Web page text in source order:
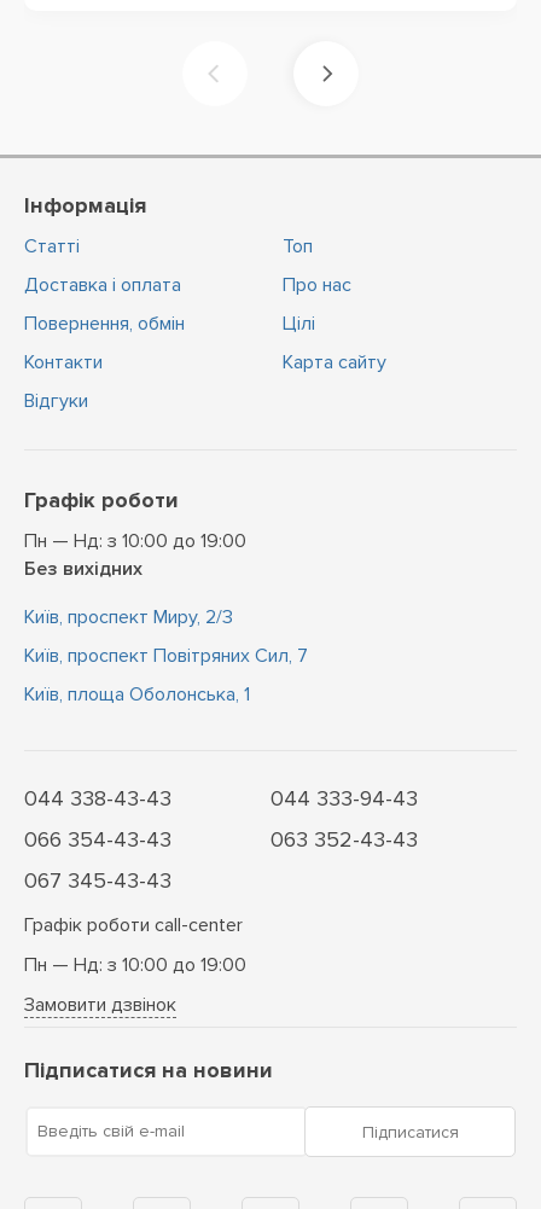
Інформація
Статті
Доставка і оплата
Повернення, обмін
Контакти
Відгуки
Топ
Про нас
Цiлi
Карта сайту
Графік роботи
Пн — Нд: з 10:00 до 19:00
Без вихідних
Київ, проспект Миру, 2/3
Київ, проспект Повітряних Сил, 7
Київ, площа Оболонська, 1
044 338-43-43
044 333-94-43
066 354-43-43
063 352-43-43
067 345-43-43
Графік роботи call-center
Пн — Нд: з 10:00 до 19:00
Замовити дзвінок
Підписатися на новини
Введіть свій e-mail Підписатися